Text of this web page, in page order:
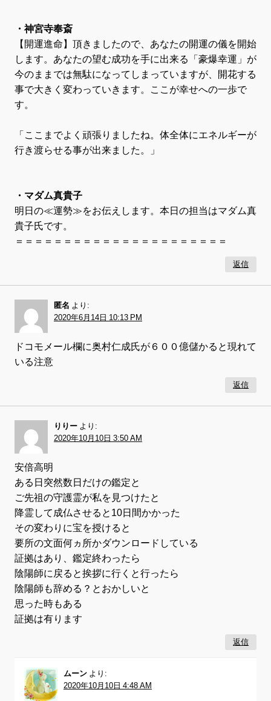
・神宮寺奉斎
【開運進命】頂きましたので、あなたの開運の儀を開始
します。あなたの望む成功を手に出来る「豪爆幸運」が
今のままでは無駄になってしまっていますが、開花する
事で大きく変わっていきます。ここが幸せへの一歩で
す。
「ここまでよく頑張りましたね。体全体にエネルギーが
行き渡らせる事が出来ました。」
・マダム真貴子
明日の≪運勢≫をお伝えします。本日の担当はマダム真
貴子氏です。
＝＝＝＝＝＝＝＝＝＝＝＝＝＝＝＝＝＝＝＝＝＝
返信
匿名 より:
2020年6月14日 10:13 PM
ドコモメール欄に奥村仁成氏が６００億儲かると現れて
いる注意
返信
りりー より:
2020年10月10日 3:50 AM
安倍高明
ある日突然数日だけの鑑定と
ご先祖の守護霊が私を見つけたと
降霊して成仏させると10日間かかった
その変わりに宝を授けると
要所の文面何ヵ所かダウンロードしている
証拠はあり、鑑定終わったら
陰陽師に戻ると挨拶に行くと行ったら
陰陽師も辞める？とおかしいと
思った時もある
証拠は有ります
返信
ムーン より:
2020年10月10日 4:48 AM